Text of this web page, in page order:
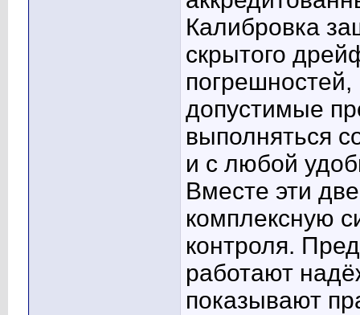
Калибровка
скрытого
допустимые
выполняться
и с любой
Вместе эти
комплексную
контроля.
работают
показывают